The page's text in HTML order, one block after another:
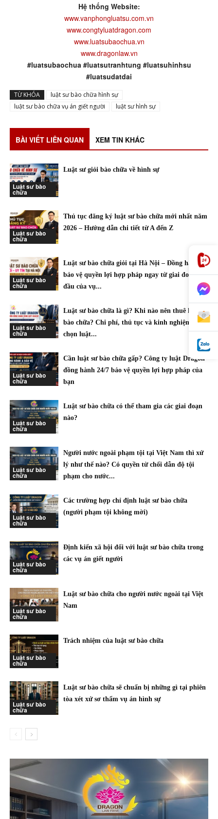
Hệ thống Website:
www.vanphongluatsu.com.vn
www.congtyluatdragon.com
www.luatsubaochua.vn
www.dragonlaw.vn
#luatsubaochua #luatsutranhtung #luatsuhinhsu
#luatsudatdai
TỪ KHÓA
luật sư bào chữa hình sự
luật sư bào chữa vụ án giết người
luật sư hình sự
BÀI VIẾT LIÊN QUAN XEM TIN KHÁC
Luật sư bào
chữa
Luật sư giỏi bào chữa về hình sự
Luật sư bào
chữa
Thủ tục đăng ký luật sư bào chữa mới nhất năm
2026 – Hướng dẫn chi tiết từ A đến Z
Luật sư bào
chữa
Luật sư bào chữa giỏi tại Hà Nội – Đồng hành
bảo vệ quyền lợi hợp pháp ngay từ giai đoạn
đầu của vụ...
Luật sư bào
chữa
Luật sư bào chữa là gì? Khi nào nên thuê luật sư
bào chữa? Chi phí, thủ tục và kinh nghiệm lựa
chọn luật...
Luật sư bào
chữa
Cần luật sư bào chữa gấp? Công ty luật Dragon
đồng hành 24/7 bảo vệ quyền lợi hợp pháp của
bạn
Luật sư bào
chữa
Luật sư bào chữa có thể tham gia các giai đoạn
nào?
Luật sư bào
chữa
Người nước ngoài phạm tội tại Việt Nam thì xử
lý như thế nào? Có quyền từ chối dẫn độ tội
phạm cho nước...
Luật sư bào
chữa
Các trường hợp chỉ định luật sư bào chữa
(người phạm tội không mời)
Luật sư bào
chữa
Định kiến xã hội đối với luật sư bào chữa trong
các vụ án giết người
Luật sư bào
chữa
Luật sư bào chữa cho người nước ngoài tại Việt
Nam
Luật sư bào
chữa
Trách nhiệm của luật sư bào chữa
Luật sư bào
chữa
Luật sư bào chữa sẽ chuẩn bị những gì tại phiên
tòa xét xử sơ thẩm vụ án hình sự